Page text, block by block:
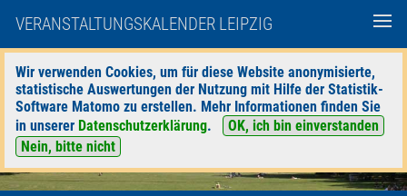
VERANSTALTUNGSKALENDER LEIPZIG
Wir verwenden Cookies, um für diese Website anonymisierte,
statistische Auswertungen der Nutzung mit Hilfe der Statistik-
Software Matomo zu erstellen. Mehr Informationen finden Sie
in unserer Datenschutzerklärung.
OK, ich bin einverstanden
Nein, bitte nicht